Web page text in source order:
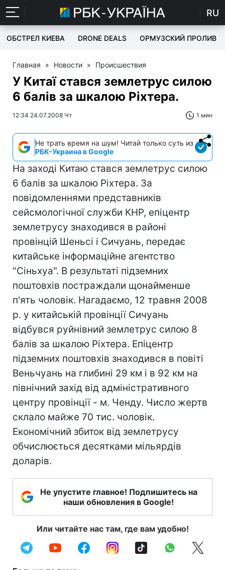
RU
ОБСТРЕЛ КИЕВА DRONE DEALS ОРМУЗСКИЙ ПРОЛИВ
Главная » Новости » Происшествия
У Китаї стався землетрус силою
6 балів за шкалою Ріхтера.
12:34 24.07.2008 Чт 1 мин
Не трать время на шум! Читай только суть из
РБК-Украина в Google
На заході Китаю стався землетрус силою
6 балів за шкалою Ріхтера. За
повідомленнями представників
сейсмологічної служби КНР, епіцентр
землетрусу знаходився в районі
провінцій Шеньсі і Сичуань, передає
китайське інформаційне агентство
"Сіньхуа". В результаті підземних
поштовхів постраждали щонайменше
п'ять чоловік. Нагадаємо, 12 травня 2008
р. у китайській провінції Сичуань
відбувся руйнівний землетрус силою 8
балів за шкалою Ріхтера. Епіцентр
підземних поштовхів знаходився в повіті
Веньчуань на глибині 29 км і в 92 км на
північний захід від адміністративного
центру провінції - м. Ченду. Число жертв
склало майже 70 тис. чоловік.
Економічний збиток від землетрусу
обчислюється десятками мільярдів
доларів.
Не упустите главное! Подпишитесь на
наши обновления в Google!
Или читайте нас там, где вам удобно!